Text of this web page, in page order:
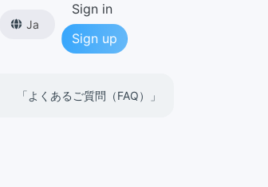
Ja
Sign in
Sign up
「よくあるご質問（FAQ）」